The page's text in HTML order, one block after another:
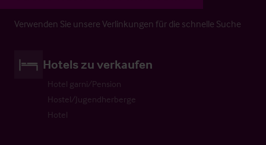
Verwenden Sie unsere Verlinkungen für die schnelle Suche
Hotels zu verkaufen
Hotel garni/Pension
Hostel/Jugendherberge
Hotel